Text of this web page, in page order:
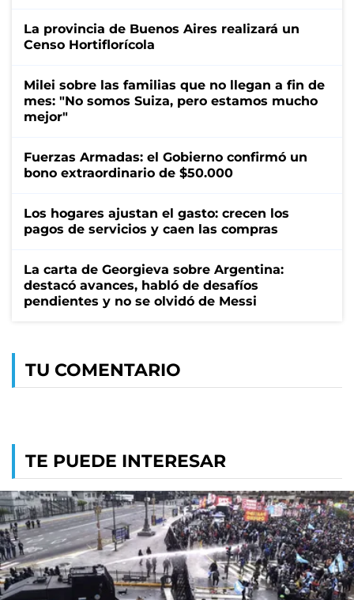
La provincia de Buenos Aires realizará un
Censo Hortiflorícola
Milei sobre las familias que no llegan a fin de
mes: "No somos Suiza, pero estamos mucho
mejor"
Fuerzas Armadas: el Gobierno confirmó un
bono extraordinario de $50.000
Los hogares ajustan el gasto: crecen los
pagos de servicios y caen las compras
La carta de Georgieva sobre Argentina:
destacó avances, habló de desafíos
pendientes y no se olvidó de Messi
TU COMENTARIO
TE PUEDE INTERESAR